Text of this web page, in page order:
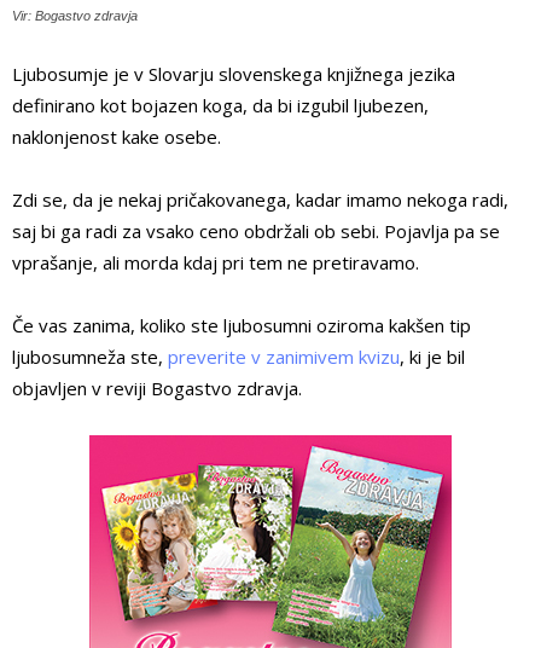
Vir: Bogastvo zdravja
Ljubosumje je v Slovarju slovenskega knjižnega jezika
definirano kot bojazen koga, da bi izgubil ljubezen,
naklonjenost kake osebe.
Zdi se, da je nekaj pričakovanega, kadar imamo nekoga radi,
saj bi ga radi za vsako ceno obdržali ob sebi. Pojavlja pa se
vprašanje, ali morda kdaj pri tem ne pretiravamo.
Če vas zanima, koliko ste ljubosumni oziroma kakšen tip
ljubosumneža ste, preverite v zanimivem kvizu, ki je bil
objavljen v reviji Bogastvo zdravja.